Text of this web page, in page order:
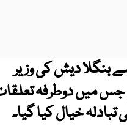
بنگلا دیش کی وزیر
جس میں دوطرفہ
خیال کیا گیا۔